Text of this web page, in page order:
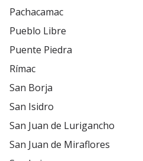
Pachacamac
Pueblo Libre
Puente Piedra
Rímac
San Borja
San Isidro
San Juan de Lurigancho
San Juan de Miraflores